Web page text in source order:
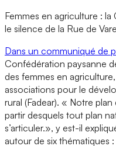
Femmes en agriculture :
le silence de la Rue de
Dans un communiqué de
Confédération paysanne
des femmes en
associations pour le
rural (Fadear). « Notre
partir desquels tout plan
s’articuler.», y est-il
autour de six thématiques